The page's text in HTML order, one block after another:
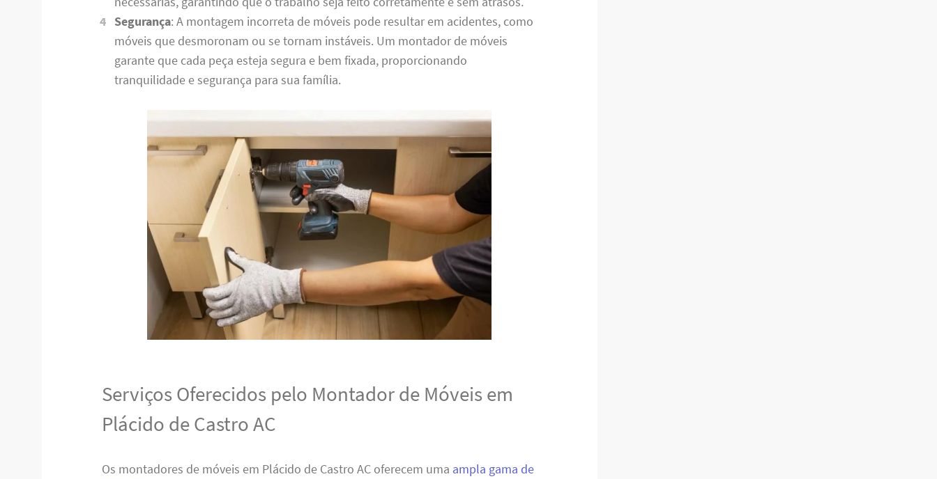
Segurança: A montagem incorreta de móveis pode resultar em acidentes, como
móveis que desmoronam ou se tornam instáveis. Um montador de móveis
garante que cada peça esteja segura e bem fixada, proporcionando
tranquilidade e segurança para sua família.
Serviços Oferecidos pelo Montador de Móveis em
Plácido de Castro AC
Os montadores de móveis em Plácido de Castro AC oferecem uma ampla gama de